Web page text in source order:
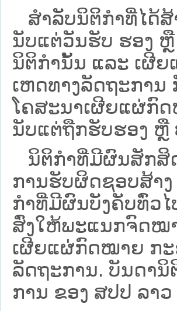
ສໍາລັບນິຕິກໍາທີ່ໄດ້
ນັບແຕ່ວັນຮັບ ຮອງ ຫຼື
ນິຕິກໍານັ້ນ ແລະ ເຜີ
ເຫດທາງລັດຖະກາ
ໂຄສະນາເຜີຍແຜ່ກົ
ນັບແຕ່ຖືກຮັບຮອງ ຫຼື
ນິ​ຕິ​ກຳ​ທີ່​ມີ​ຜົນ​ສັກ​ສິ
ການ​ຮັບ​ຜິດ​ຊອບ​ສ້າ
ກໍາທີ່ມີຜົນບັງຄັບທົ່ວ
ສົ່ງໃຫ້​ພະແນກຈົດ​ໝ
ເຜີຍແຜ່ກົດໝາຍ ກະ
ລັດຖະການ. ບັນ​ດາ​
ການ ຂອງ ສປ​ປ ລາ